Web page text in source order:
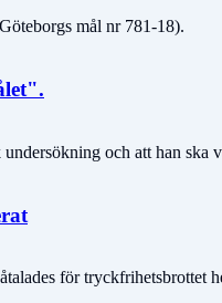
mål nr 781-18).
och att han ska
för